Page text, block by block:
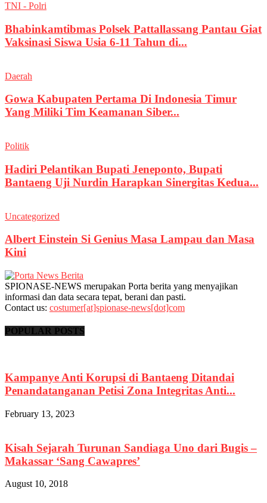
TNI - Polri
Bhabinkamtibmas Polsek Pattallassang Pantau Giat
Vaksinasi Siswa Usia 6-11 Tahun di...
Daerah
Gowa Kabupaten Pertama Di Indonesia Timur
Yang Miliki Tim Keamanan Siber...
Politik
Hadiri Pelantikan Bupati Jeneponto, Bupati
Bantaeng Uji Nurdin Harapkan Sinergitas Kedua...
Uncategorized
Albert Einstein Si Genius Masa Lampau dan Masa
Kini
SPIONASE-NEWS merupakan Porta berita yang menyajikan
informasi dan data secara tepat, berani dan pasti.
Contact us: costumer[at]spionase-news[dot]com
POPULAR POSTS
Kampanye Anti Korupsi di Bantaeng Ditandai
Penandatanganan Petisi Zona Integritas Anti...
February 13, 2023
Kisah Sejarah Turunan Sandiaga Uno dari Bugis –
Makassar ‘Sang Cawapres’
August 10, 2018